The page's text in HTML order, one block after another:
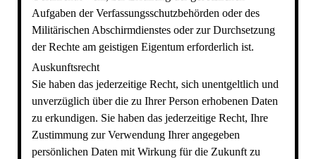
Aufgaben der Verfassungsschutzbehörden oder des
Militärischen Abschirmdienstes oder zur Durchsetzung
der Rechte am geistigen Eigentum erforderlich ist.
Auskunftsrecht
Sie haben das jederzeitige Recht, sich unentgeltlich und
unverzüglich über die zu Ihrer Person erhobenen Daten
zu erkundigen. Sie haben das jederzeitige Recht, Ihre
Zustimmung zur Verwendung Ihrer angegeben
persönlichen Daten mit Wirkung für die Zukunft zu